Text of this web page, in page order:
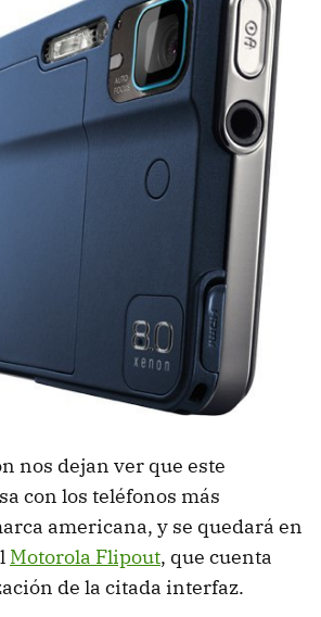
nos dejan ver que este
con los teléfonos más
americana, y se quedará en
Motorola Flipout, que cuenta
de la citada interfaz.